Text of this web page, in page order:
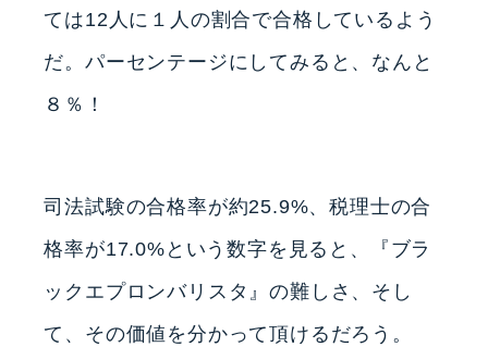
ては12人に１人の割合で合格しているよう
だ。パーセンテージにしてみると、なんと
８％！
司法試験の合格率が約25.9%、税理士の合
格率が17.0%という数字を見ると、『ブラ
ックエプロンバリスタ』の難しさ、そし
て、その価値を分かって頂けるだろう。